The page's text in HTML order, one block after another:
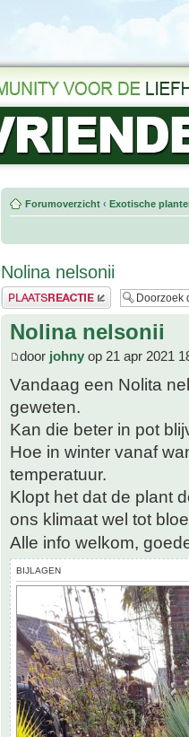
Forumoverzicht ‹ Exotische
Nolina nelsonii
Plaats een reactie
Nolina nelsonii
door johny op 21 apr 2021
Vandaag een Nolita
geweten.
Kan die beter in pot
Hoe in winter vanaf
temperatuur.
Klopt het dat de plant
ons klimaat wel tot
Alle info welkom,
BIJLAGEN